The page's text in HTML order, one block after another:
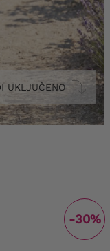
UKLJUČENO
-30%